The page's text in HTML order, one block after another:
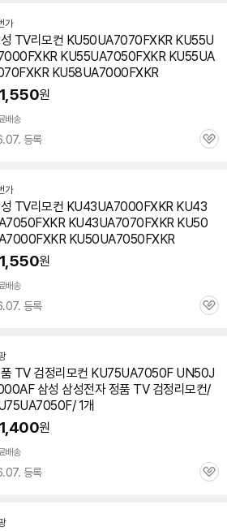
가
TV리모컨 KU50UA7070FXKR KU55U
KU55UA7050FXKR KU55UA
KU58UA7000FXKR
원
배송
등록
관
가
TV리모컨 KU43UA7000FXKR KU43
KU43UA7070FXKR KU50
KU50UA7050FXKR
원
배송
등록
관
TV 검정리모컨 KU75UA7050F UN50J
삼성 삼성전자 정품 TV 검정리모컨/
1개
원
배송
등록
관